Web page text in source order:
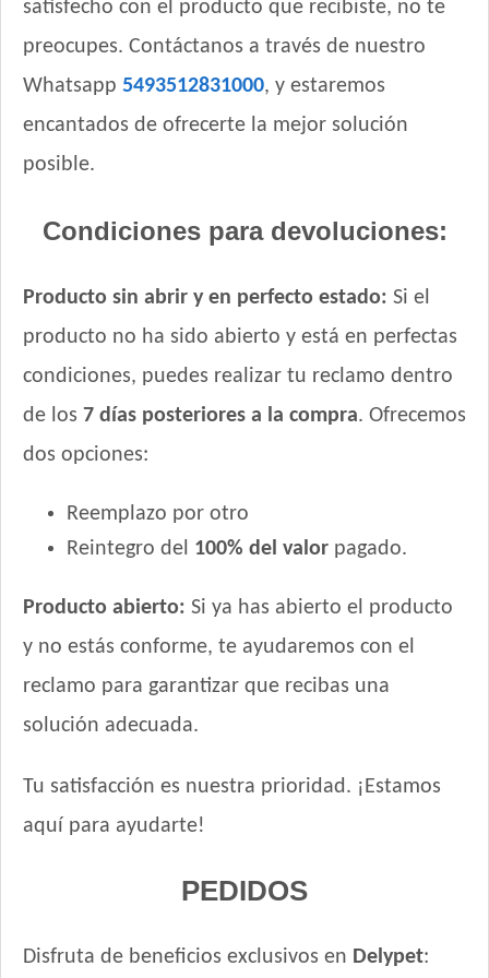
Handler Perro Adulto Mediano y Grande
Handler Perro Adulto de Raza Pequeña
High Pro Criadores Perro Adulto
Infinity Adulto Razas Medianas y Grandes
Inﬁnity Perro Adulto de Raza Pequeña
Iron Pet Perro Adultos de Razas Medianas y Grandes
Iron Pet Premium Perro Adulto de Raza Pequeña
Jaspe Perro Adulto
Jaspe Perro Adulto Mordida Pequeña
Jaspe Premium Perro Adulto
Keiko Max Perro Adulto Mediano y Grande
Keiko Perro Adulto de Raza Mediana y Grande sabor Carne
Ken-L Perro Adulto de Razas Pequeñas
Kongo Gold Perro Adulto Medianos y Grandes
Kongo Gold Perro Adulto de Razas Pequeñas
Kongo Perro Adulto de Razas Pequeñas
Maintenance Criadores Perro Adulto Razas Pequeñas
Mapu Perro Adulto Mediano y Grande
Max Pet Perro Adulto Mordida Grande
satisfecho con el producto que recibiste, no te
preocupes. Contáctanos a través de nuestro
Whatsapp 5493512831000, y estaremos
encantados de ofrecerte la mejor solución
posible.
Condiciones para devoluciones:
Producto sin abrir y en perfecto estado: Si el
producto no ha sido abierto y está en perfectas
condiciones, puedes realizar tu reclamo dentro
de los 7 días posteriores a la compra. Ofrecemos
dos opciones:
Reemplazo por otro
Reintegro del 100% del valor pagado.
Producto abierto: Si ya has abierto el producto
y no estás conforme, te ayudaremos con el
reclamo para garantizar que recibas una
solución adecuada.
Tu satisfacción es nuestra prioridad. ¡Estamos
aquí para ayudarte!
PEDIDOS
Disfruta de beneficios exclusivos en Delypet: